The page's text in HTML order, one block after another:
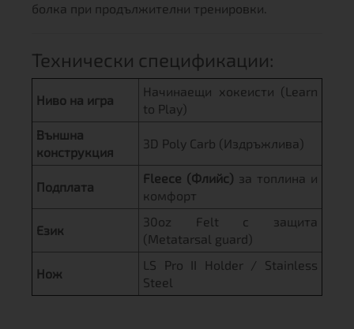
болка при продължителни тренировки.
Технически спецификации:
Ниво на игра
Начинаещи хокеисти (Learn
to Play)
Външна
конструкция
3D Poly Carb (Издръжлива)
Подплата
Fleece (Флийс) за топлина и
комфорт
Език
30oz Felt с защита
(Metatarsal guard)
Нож
LS Pro II Holder / Stainless
Steel